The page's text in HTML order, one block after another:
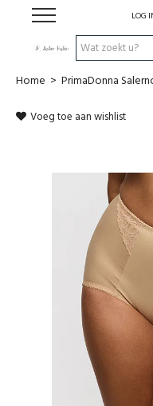
LOG
Home
Heren
Nachtmode
Home > PrimaDonna
Voeg toe aan wishlist